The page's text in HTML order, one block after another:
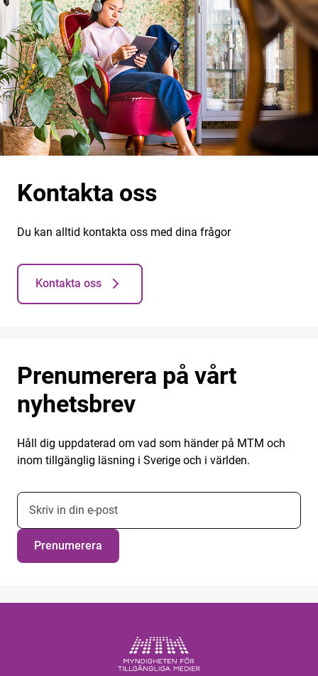
Kontakta oss
Du kan alltid kontakta oss med dina frågor
Kontakta oss
Prenumerera på vårt
nyhetsbrev
Håll dig uppdaterad om vad som händer på MTM och
inom tillgänglig läsning i Sverige och i världen.
E-postadress nyhetsbrevsprenumeration
Prenumerera